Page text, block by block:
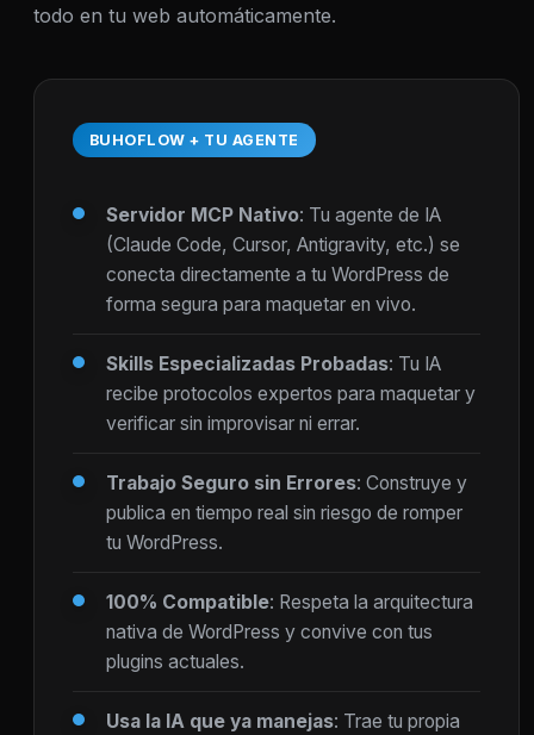
todo en tu web automáticamente.
BUHOFLOW + TU AGENTE
Servidor MCP Nativo: Tu agente de IA
(Claude Code, Cursor, Antigravity, etc.) se
conecta directamente a tu WordPress de
forma segura para maquetar en vivo.
Skills Especializadas Probadas: Tu IA
recibe protocolos expertos para maquetar y
verificar sin improvisar ni errar.
Trabajo Seguro sin Errores: Construye y
publica en tiempo real sin riesgo de romper
tu WordPress.
100% Compatible: Respeta la arquitectura
nativa de WordPress y convive con tus
plugins actuales.
Usa la IA que ya manejas: Trae tu propia